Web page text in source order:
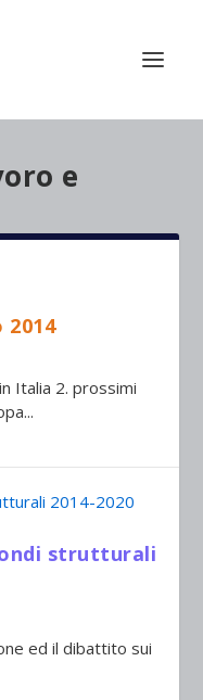
e
Italia 2. prossimi
strutturali
ed il dibattito sui